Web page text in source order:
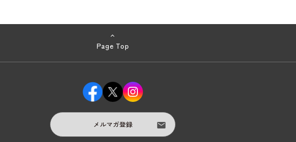
Page Top
メルマガ登録